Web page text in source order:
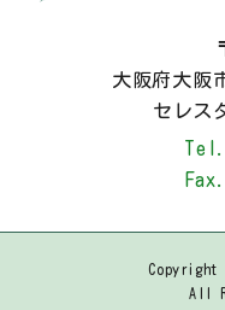
大阪府大阪
セレス
Fax.
Copyright
All